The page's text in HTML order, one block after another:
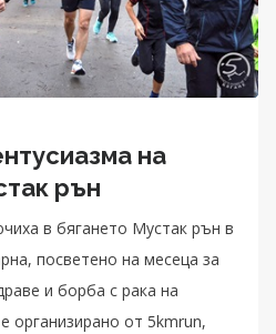
на
рън
в бягането Мустак рън в
посветено на месеца за
и борба с рака на
организирано от 5kmrun,